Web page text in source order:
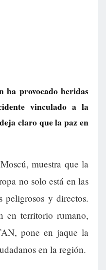
ha provocado heridas
vinculado a la
claro que la paz en
muestra que la
no solo está en las
peligrosos y directos.
en territorio rumano,
pone en jaque la
en la región.